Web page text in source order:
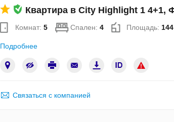
Квартира в City Highlight 1 4+1,
Комнат: 5 Спален: 4 Площадь:
Подробнее
Связаться с компанией